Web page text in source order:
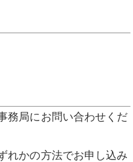
局にお問い合わせくだ
れかの方法でお申し込み